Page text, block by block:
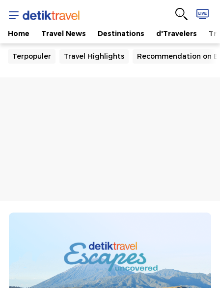
Home Travel News Destinations d'Travelers
Terpopuler Travel Highlights Recommendation on